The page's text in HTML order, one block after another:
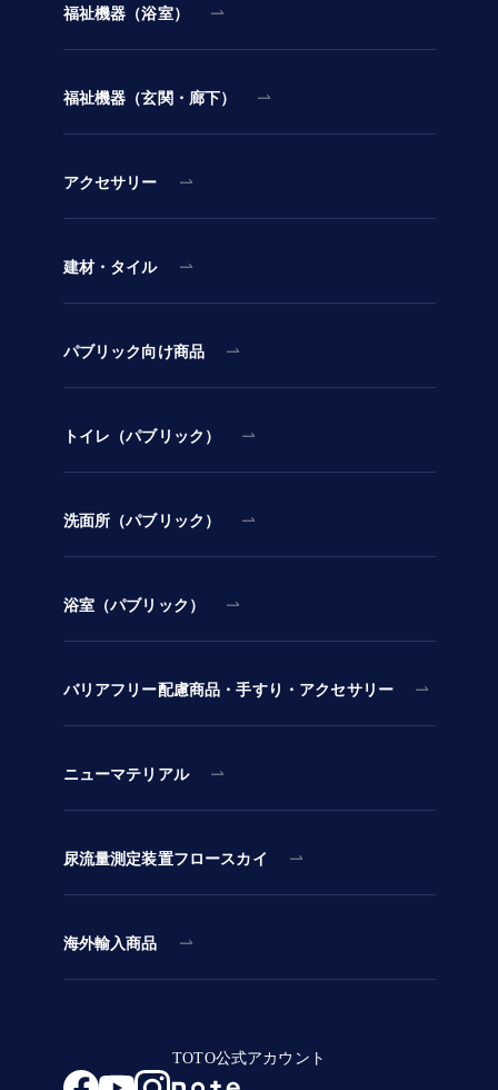
福祉機器（浴室）
福祉機器（玄関・廊下）
アクセサリー
建材・タイル
パブリック向け商品
トイレ（パブリック）
洗面所（パブリック）
浴室（パブリック）
バリアフリー配慮商品・手すり・アクセサリー
ニューマテリアル
尿流量測定装置フロースカイ
海外輸入商品
TOTO公式アカウント